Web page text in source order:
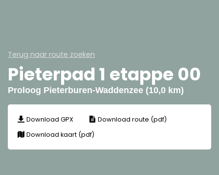
Terug naar route zoeken
Pieterpad 1 etappe 00
Proloog Pieterburen-Waddenzee (10,0 km)
Download GPX
Download route (pdf)
Download kaart (pdf)